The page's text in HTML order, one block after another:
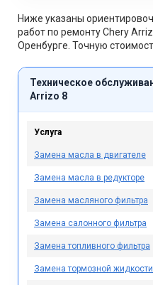
Ниже указаны
работ по ремонту Chery
Оренбурге. Точную
Техническое
Arrizo 8
Услуга
Замена масла в двигателе
Замена масла в редукторе
Замена масляного фильтра
Замена салонного фильтра
Замена топливного фильтра
Замена тормозной жидкости